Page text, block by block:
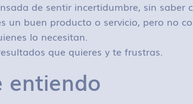
de sentir incertidumbre, sin saber
un buen producto o servicio, pero no
lo necesitan.
que quieres y te frustras.
entiendo